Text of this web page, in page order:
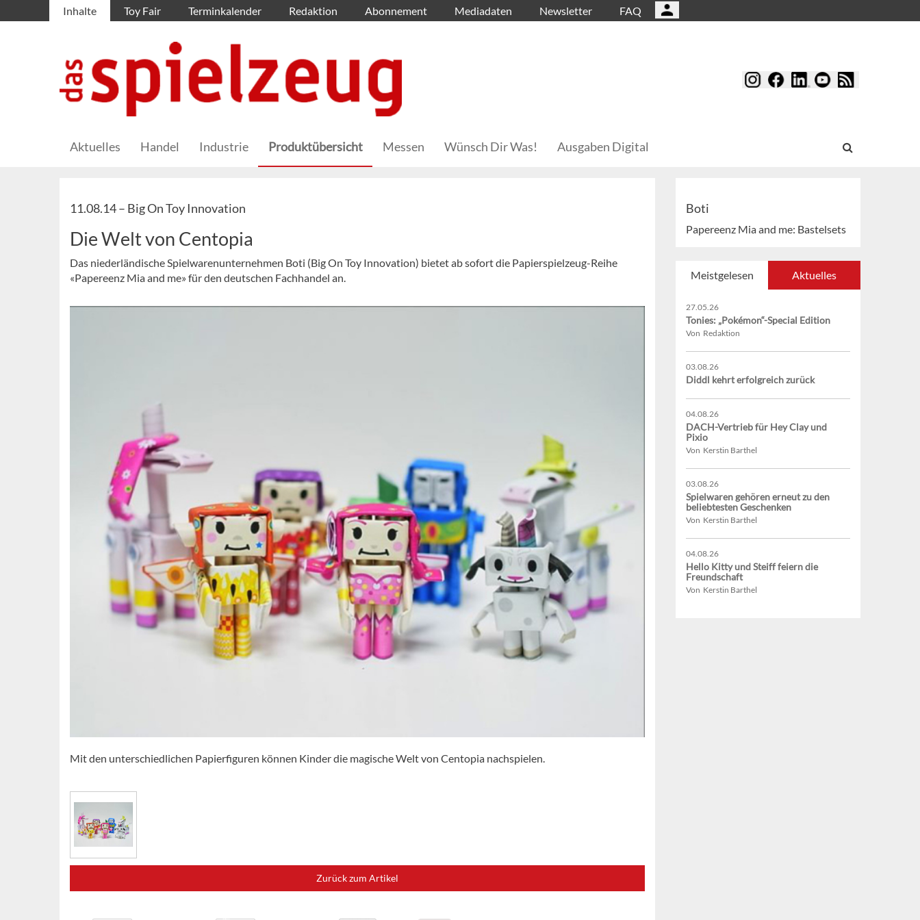
Inhalte Toy Fair Terminkalender Redaktion Abonnement Mediadaten Newsletter FAQ
Aktuelles Handel Industrie Produktübersicht Messen Wünsch Dir Was! Ausgaben Digital
11.08.14 – Big On Toy Innovation
Die Welt von Centopia
Das niederländische Spielwarenunternehmen Boti (Big On Toy Innovation) bietet ab sofort die Papierspielzeug-Reihe
«Papereenz Mia and me» für den deutschen Fachhandel an.
Mit den unterschiedlichen Papierfiguren können Kinder die magische Welt von Centopia nachspielen.
Zurück zum Artikel
Boti
Papereenz Mia and me: Bastelsets
Meistgelesen Aktuelles
27.05.26
Tonies: „Pokémon“-Special Edition
Von Redaktion
03.08.26
Diddl kehrt erfolgreich zurück
04.08.26
DACH-Vertrieb für Hey Clay und
Pixio
Von Kerstin Barthel
03.08.26
Spielwaren gehören erneut zu den
beliebtesten Geschenken
Von Kerstin Barthel
04.08.26
Hello Kitty und Steiff feiern die
Freundschaft
Von Kerstin Barthel